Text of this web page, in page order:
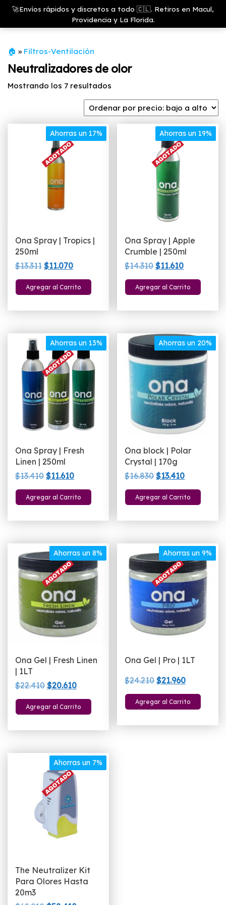
Saltar
contenido
🚀Envíos rápidos y discretos a todo 🇨🇱. Retiros en Macul,
Providencia y La Florida.
Growshop
& LED
Store
🏠 » Filtros-Ventilación
Neutralizadores de olor
Mostrando los 7 resultados
precio:
Ahorras un 17%
Ona Spray | Tropics |
250ml
$13.311 El
precio
original
$11.070El
precio
actual
Agregar al Carrito
Ahorras un 19%
Ona Spray | Apple
Crumble | 250ml
$14.310El
precio
original
$11.610El
precio
actual
Agregar al Carrito
Ahorras un 13%
Ona Spray | Fresh
Linen | 250ml
$13.410 El
precio
original
$11.610El
precio
actual
Agregar al Carrito
Ahorras un 20%
Ona block | Polar
Crystal | 170g
$16.830El
precio
original
$13.410El
precio
actual
Agregar al Carrito
Ahorras un 8%
Ona Gel | Fresh Linen
| 1LT
$22.410 El
precio
original
$20.610El
precio
actual
Agregar al Carrito
Ahorras un 9%
Ona Gel | Pro | 1LT
$24.210El
precio
original
$21.960El
precio
actual
Agregar al Carrito
Ahorras un 7%
The Neutralizer Kit
Para Olores Hasta
20m3